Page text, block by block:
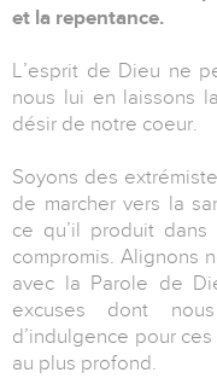
et la repentance.
L’esprit de Dieu ne
nous lui en laissons
désir de notre coeur.
Soyons des
de marcher vers la
ce qu’il produit dans
compromis. Alignons
avec la Parole de
excuses dont
d’indulgence pour
au plus profond.